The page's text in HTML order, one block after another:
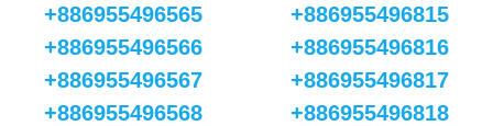
+886955496565
+886955496566
+886955496567
+886955496568
+886955496815
+886955496816
+886955496817
+886955496818